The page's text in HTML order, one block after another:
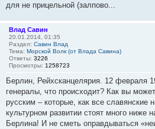
для не прицельной (залпово...
Влад Савин
20.01.2014, 01:35
Раздел: Савин Влад
Тема: Морской Волк (от Влада Савина)
Ответы: 3226
Просмотры: 1258723
Берлин, Рейхсканцелярия. 12 февраля
генералы, что происходит? Как вы
русским – которые, как все славянские
культурном развитии стоят много ниже
Берлина! И не сметь оправдываться